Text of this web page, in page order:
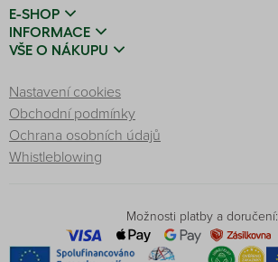
E-SHOP
INFORMACE
VŠE O NÁKUPU
Nastavení cookies
Obchodní podmínky
Ochrana osobních údajů
Whistleblowing
Možnosti platby a doručení: